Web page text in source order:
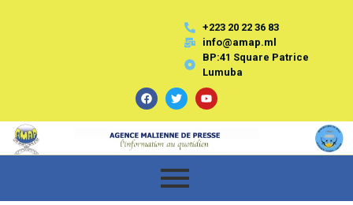
+223 20 22 36 83
info@amap.ml
BP:41 Square Patrice
Lumuba